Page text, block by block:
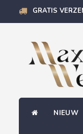
GRATIS
NIEUW